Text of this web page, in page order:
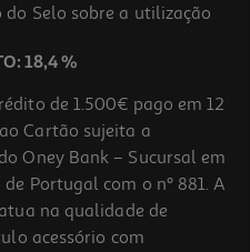
do Selo sobre a utilização
18,4 %
de 1.500€ pago em 12
Cartão sujeita a
Oney Bank – Sucursal em
Portugal com o nº 881. A
na qualidade de
acessório com